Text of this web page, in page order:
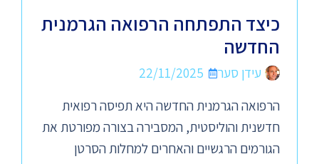
כיצד התפתחה הרפואה הגרמנית
החדשה
עידן סער
22/11/2025
הרפואה הגרמנית החדשה היא תפיסה רפואית
חדשנית והוליסטית, המסבירה בצורה מפורטת את
הגורמים הרגשיים והאחרים למחלות הסרטן